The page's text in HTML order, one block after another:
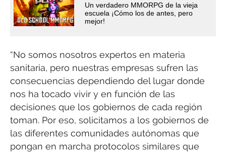
Un verdadero MMORPG de la vieja
escuela ¡Cómo los de antes, pero
mejor!
“No somos nosotros expertos en materia
sanitaria, pero nuestras empresas sufren las
consecuencias dependiendo del lugar donde
nos ha tocado vivir y en función de las
decisiones que los gobiernos de cada región
toman. Por eso, solicitamos a los gobiernos de
las diferentes comunidades autónomas que
pongan en marcha protocolos similares que